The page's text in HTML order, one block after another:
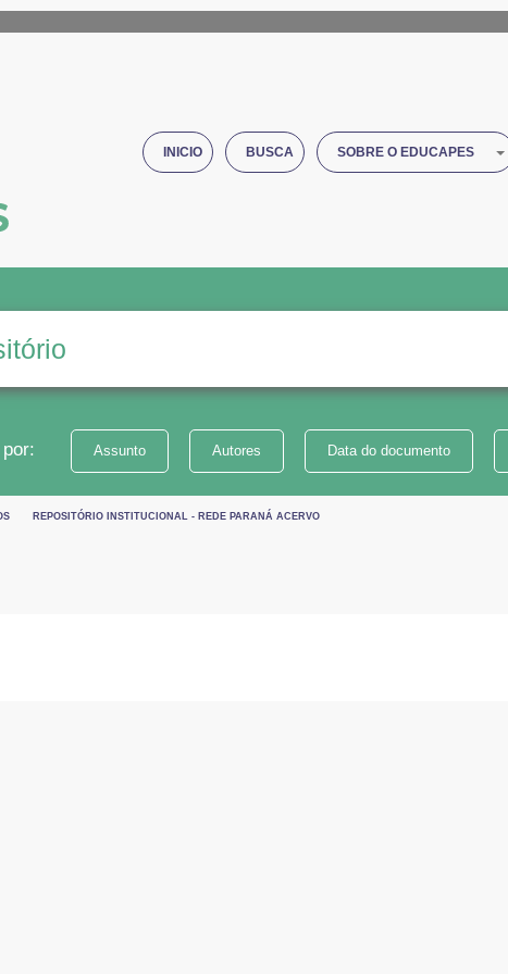
INICIO BUSCA SOBRE O EDUCAPES
Assunto Autores Data do documento
REPOSITÓRIO INSTITUCIONAL - REDE PARANÁ ACERVO